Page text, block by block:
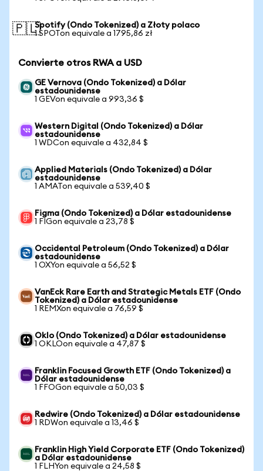
🇵🇱Spotify (Ondo Tokenized) a Złoty polaco
1 SPOTon equivale a 1795,86 zł
Convierte otros RWA a USD
GE Vernova (Ondo Tokenized) a Dólar
estadounidense
1 GEVon equivale a 993,36 $
Western Digital (Ondo Tokenized) a Dólar
estadounidense
1 WDCon equivale a 432,84 $
Applied Materials (Ondo Tokenized) a Dólar
estadounidense
1 AMATon equivale a 539,40 $
Figma (Ondo Tokenized) a Dólar estadounidense
1 FIGon equivale a 23,78 $
Occidental Petroleum (Ondo Tokenized) a Dólar
estadounidense
1 OXYon equivale a 56,52 $
VanEck Rare Earth and Strategic Metals ETF (Ondo
Tokenized) a Dólar estadounidense
1 REMXon equivale a 76,59 $
Oklo (Ondo Tokenized) a Dólar estadounidense
1 OKLOon equivale a 47,87 $
Franklin Focused Growth ETF (Ondo Tokenized) a
Dólar estadounidense
1 FFOGon equivale a 50,03 $
Redwire (Ondo Tokenized) a Dólar estadounidense
1 RDWon equivale a 13,46 $
Franklin High Yield Corporate ETF (Ondo Tokenized)
a Dólar estadounidense
1 FLHYon equivale a 24,58 $